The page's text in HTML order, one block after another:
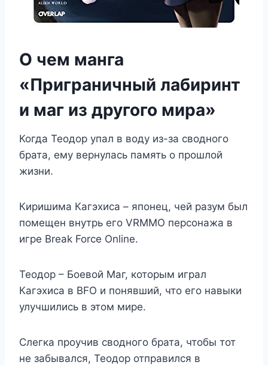
О чем манга
«Приграничный лабиринт
и маг из другого мира»
Когда Теодор упал в воду из-за сводного
брата, ему вернулась память о прошлой
жизни.
Киришима Кагэхиса – японец, чей разум был
помещен внутрь его VRMMO персонажа в
игре Break Force Online.
Теодор – Боевой Маг, которым играл
Кагэхиса в BFO и понявший, что его навыки
улучшились в этом мире.
Слегка проучив сводного брата, чтобы тот
не забывался, Теодор отправился в